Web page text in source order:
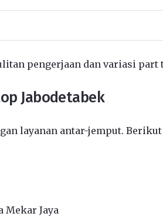
pengerjaan dan variasi
Jabodetabek
layanan antar-jemput.
Mekar Jaya